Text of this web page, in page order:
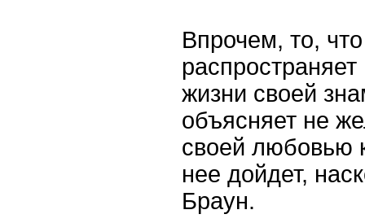
Впрочем, то,
жизни своей
объясняет не
своей любовью
нее дойдет,
Браун.